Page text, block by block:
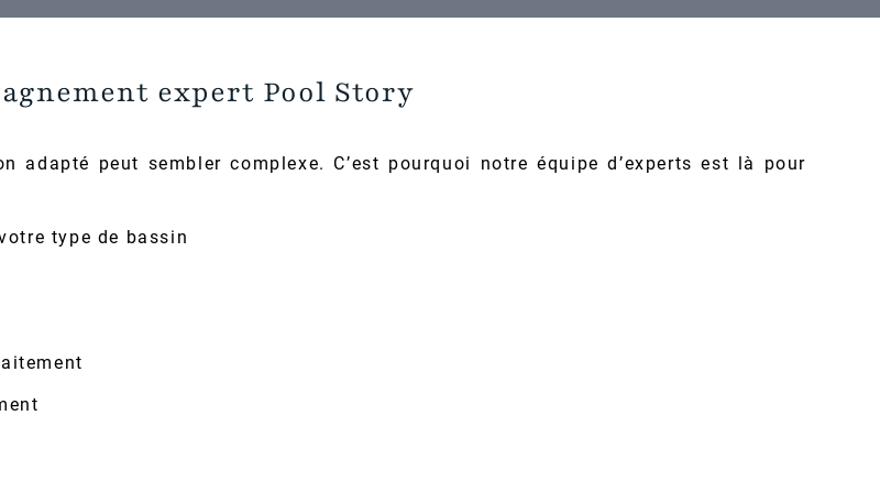
expert Pool Story
adapté peut sembler complexe. C’est pourquoi notre équipe d’experts est là pour
type de bassin